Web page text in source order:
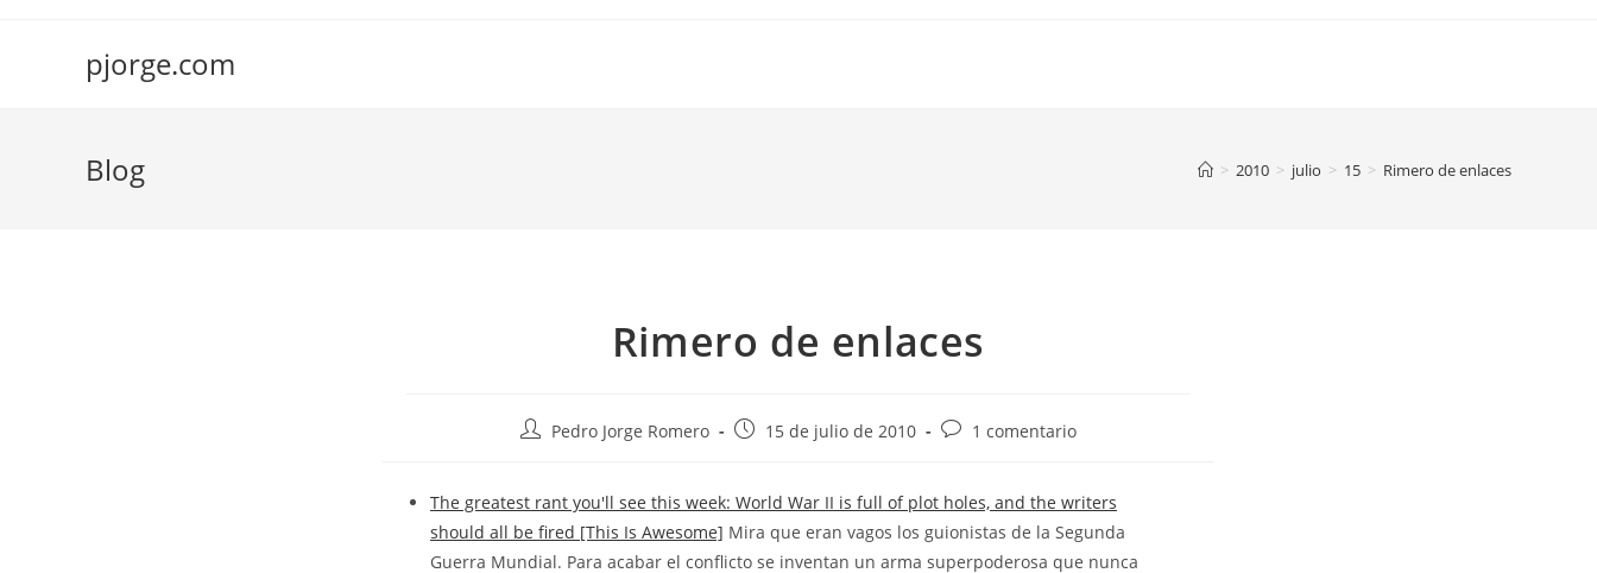
pjorge.com
Blog > 2010 > julio > 15 > Rimero de enlaces
Rimero de enlaces
Autor
entrada:
Pedro Jorge Romero
Publicación
entrada:
15 de julio de 2010
Comentarios
entrada:
1 comentario
The greatest rant you'll see this week: World War II is full of plot holes, and the writers
should all be fired [This Is Awesome] Mira que eran vagos los guionistas de la Segunda
Guerra Mundial. Para acabar el conflicto se inventan un arma superpoderosa que nunca